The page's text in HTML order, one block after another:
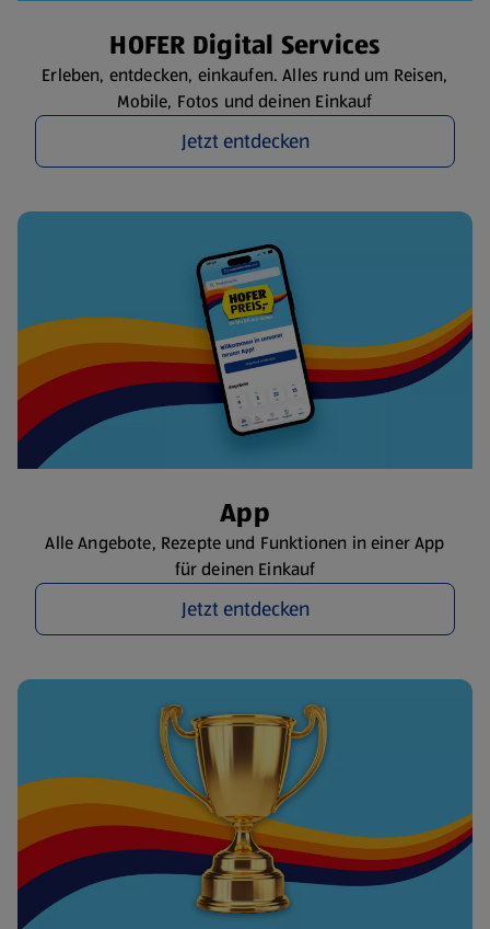
HOFER Digital Services
Erleben, entdecken, einkaufen. Alles rund um Reisen,
Mobile, Fotos und deinen Einkauf
Jetzt entdecken
App
Alle Angebote, Rezepte und Funktionen in einer App
für deinen Einkauf
Jetzt entdecken